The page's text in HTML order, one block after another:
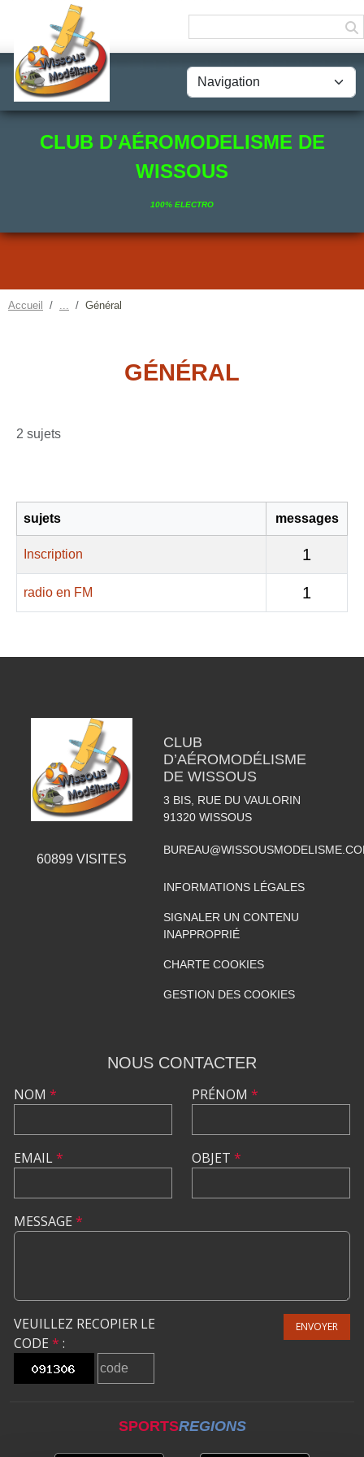
CLUB D'AÉROMODELISME DE
WISSOUS
100% ELECTRO
Accueil Général
GÉNÉRAL
2 sujets
sujets messages
Inscription 1
radio en FM 1
60899 VISITES
CLUB
D’AÉROMODÉLISME
DE WISSOUS
3 BIS, RUE DU VAULORIN
91320 WISSOUS
INFORMATIONS LÉGALES
SIGNALER UN CONTENU
INAPPROPRIÉ
CHARTE COOKIES
GESTION DES COOKIES
NOUS CONTACTER
NOM *
EMAIL*
PRÉNOM *
OBJET *
MESSAGE *
VEUILLEZ RECOPIER LE
CODE * :
ENVOYER
SPORTSREGIONS
Panneau de gestion des cookies